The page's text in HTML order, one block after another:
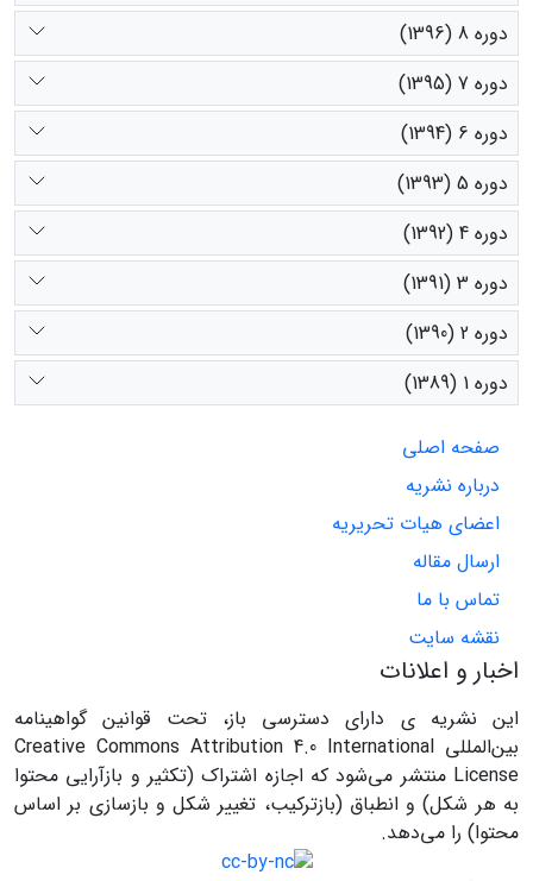
دوره 8 (1396)
دوره 7 (1395)
دوره 6 (1394)
دوره 5 (1393)
دوره 4 (1392)
دوره 3 (1391)
دوره 2 (1390)
دوره 1 (1389)
صفحه اصلی
درباره نشریه
اعضای هیات تحریریه
ارسال مقاله
تماس با ما
نقشه سایت
اخبار و اعلانات
این نشریه ی دارای دسترسی باز، تحت قوانین گواهینامه
بین‌المللی Creative Commons Attribution 4.0 International
License منتشر می‌شود که اجازه اشتراک (تکثیر و بازآرایی محتوا
به هر شکل) و انطباق (بازترکیب، تغییر شکل و بازسازی بر اساس
محتوا) را می‌دهد.